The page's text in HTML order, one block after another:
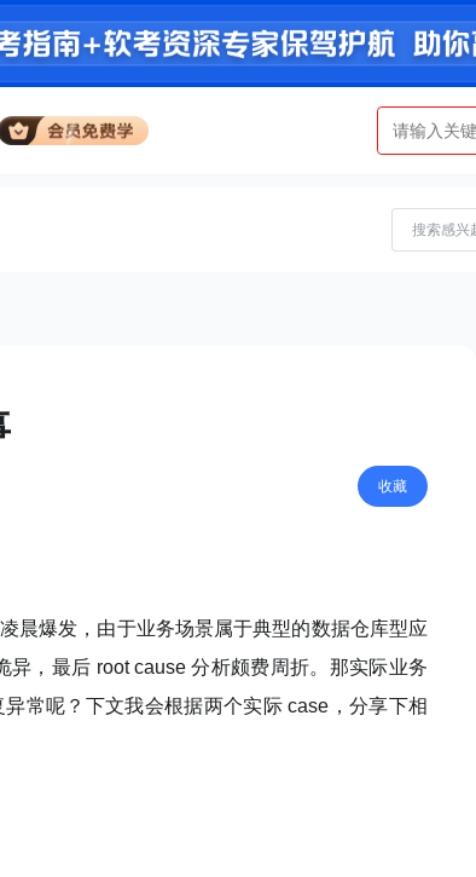
收藏
晨爆发，由于业务场景属于典型的数据仓库型应
，最后 root cause 分析颇费周折。那实际业务
常呢？下文我会根据两个实际 case，分享下相